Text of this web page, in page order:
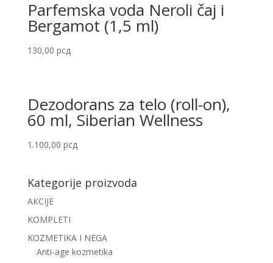
Parfemska voda Neroli čaj i
Bergamot (1,5 ml)
130,00 рсд
Dezodorans za telo (roll-on),
60 ml, Siberian Wellness
1.100,00 рсд
Kategorije proizvoda
AKCIJE
KOMPLETI
KOZMETIKA I NEGA
Anti-age kozmetika